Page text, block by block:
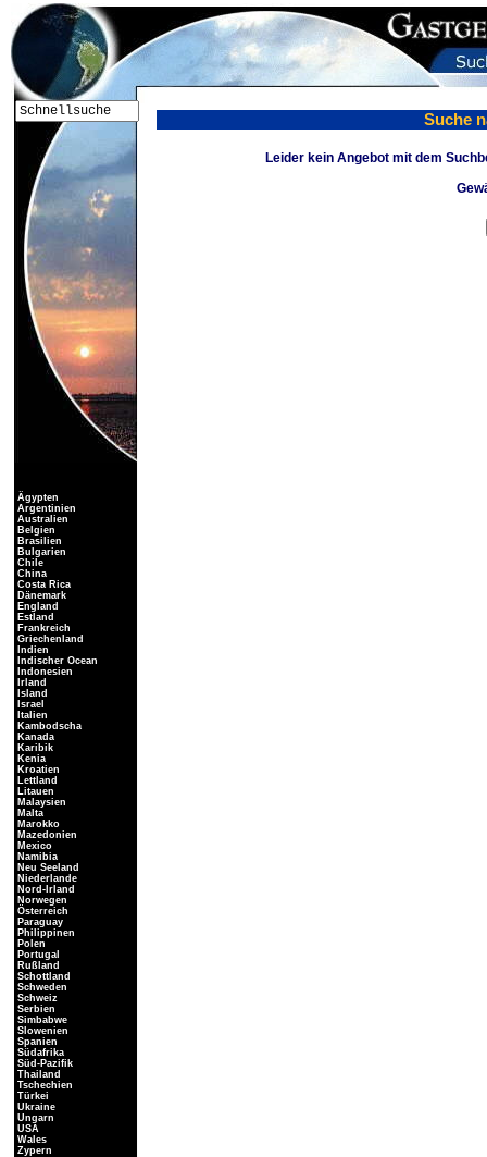
Suche
Leider kein Angebot mit dem
Ägypten
Argentinien
Australien
Belgien
Brasilien
Bulgarien
Chile
China
Costa Rica
Dänemark
England
Estland
Frankreich
Griechenland
Indien
Indischer Ocean
Indonesien
Irland
Island
Israel
Italien
Kambodscha
Kanada
Karibik
Kenia
Kroatien
Lettland
Litauen
Malaysien
Malta
Marokko
Mazedonien
Mexico
Namibia
Neu Seeland
Niederlande
Nord-Irland
Norwegen
Österreich
Paraguay
Philippinen
Polen
Portugal
Rußland
Schottland
Schweden
Schweiz
Serbien
Simbabwe
Slowenien
Spanien
Südafrika
Süd-Pazifik
Thailand
Tschechien
Türkei
Ukraine
Ungarn
USA
Wales
Zypern